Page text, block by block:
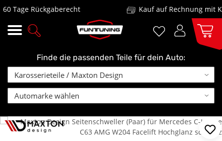
Tage Rückgaberecht Kauf auf Rechnung mit
Finde die passenden Teile für dein Auto: